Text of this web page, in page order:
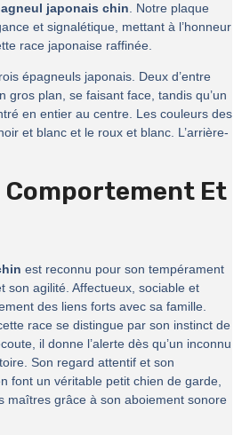
japonais chin. Notre plaque
et signalétique, mettant à l’honneur
race japonaise raffinée.
épagneuls japonais. Deux d’entre
gros plan, se faisant face, tandis qu’un
en entier au centre. Les couleurs des
et blanc et le roux et blanc. L’arrière-
Et
est reconnu pour son tempérament
son agilité. Affectueux, sociable et
des liens forts avec sa famille.
race se distingue par son instinct de
il donne l’alerte dès qu’un inconnu
Son regard attentif et son
font un véritable petit chien de garde,
maîtres grâce à son aboiement sonore